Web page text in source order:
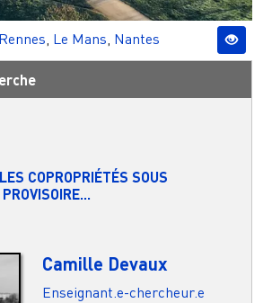
Rennes Le Mans Nantes
COPROPRIÉTÉS SOUS
Camille Devaux
Enseignant.e-chercheur.e